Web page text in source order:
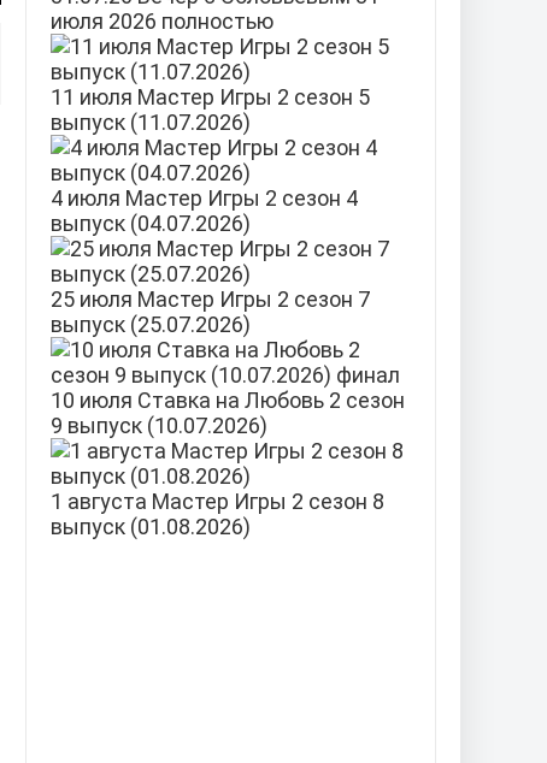
июля 2026 полностью
11 июля Мастер Игры 2 сезон 5
выпуск (11.07.2026)
4 июля Мастер Игры 2 сезон 4
выпуск (04.07.2026)
25 июля Мастер Игры 2 сезон 7
выпуск (25.07.2026)
10 июля Ставка на Любовь 2 сезон
9 выпуск (10.07.2026)
1 августа Мастер Игры 2 сезон 8
выпуск (01.08.2026)